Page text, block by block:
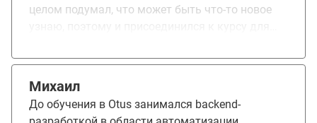
целом подумал, что может быть что-то новое
как человек, который уже не начинающий, но
знания. Для такой группы людей этот отзыв
будет актуальным. Касательно курса у меня
Михаил
До обучения в Otus занимался backend-